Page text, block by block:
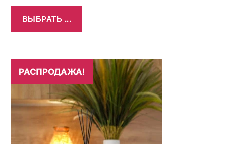
ВЫБРАТЬ ...
РАСПРОДАЖА!